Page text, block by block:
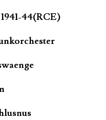
44(RCE)